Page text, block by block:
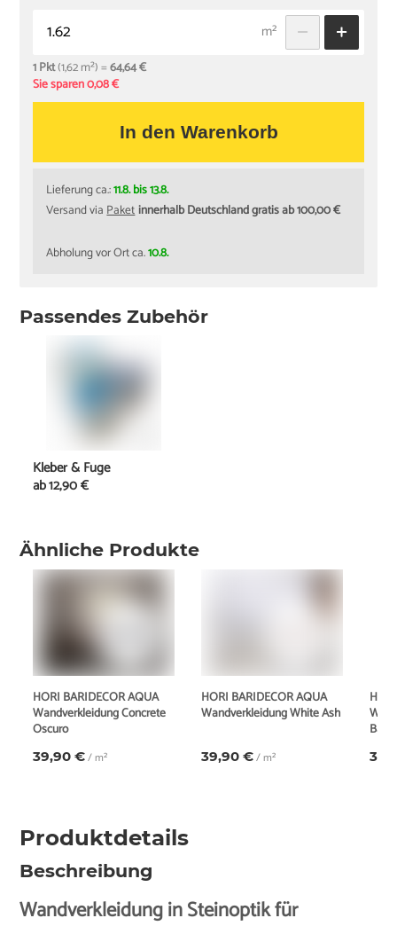
m²
1 Pkt(1,62 m²) =64,64 €
Sie sparen 0,08 €
In den Warenkorb
Lieferung ca.:11.8. bis 13.8.
Versand viaPaketinnerhalb Deutschland gratis ab 100,00 €
Abholung vor Ort ca.10.8.
Ähnliche Produkte
HORI BARIDECOR AQUA
Wandverkleidung Concrete
Oscuro
39,90 €/ m²
HORI BARIDECOR AQUA
Wandverkleidung White Ash
39,90 €/ m²
Produktdetails
Beschreibung
Wandverkleidung in Steinoptik für
Passendes Zubehör
Kleber & Fuge
ab12,90 €